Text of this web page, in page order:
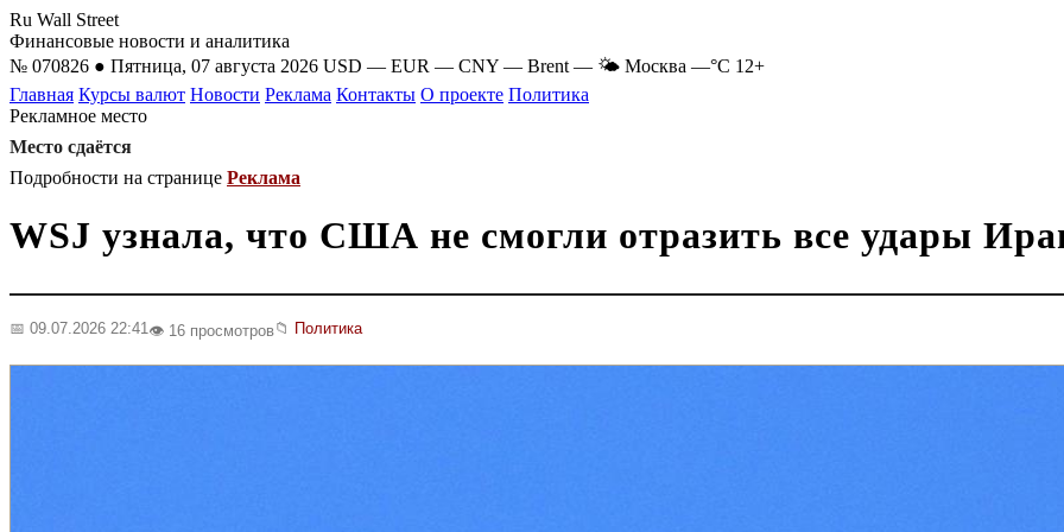
Ru Wall Street
Финансовые новости и аналитика
№ 070826 ● Пятница, 07 августа 2026 USD — EUR — CNY — Brent — 🌤 Москва —°C 12+
Главная Курсы валют Новости Реклама Контакты О проекте Политика
Рекламное место
Место сдаётся
Подробности на странице Реклама
WSJ узнала, что США не смогли отразить все удары
📅 09.07.2026 22:41 👁️ 16 просмотров📁 Политика